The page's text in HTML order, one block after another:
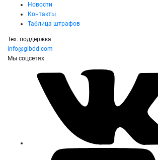
Новости
Контакты
Таблица штрафов
Тех. поддержка
info@gibdd.com
Мы соцсетях